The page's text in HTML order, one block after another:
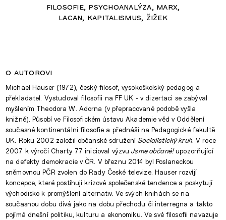
filosofie psychoanalýza marx
lacan kapitalismus žižek
o autorovi
Michael Hauser (1972), český filosof, vysokoškolský pedagog a
překladatel. Vystudoval filosofii na FF UK - v dizertaci se zabýval
myšlením Theodora W. Adorna (v přepracované podobě vyšla
knižně). Působí ve Filosofickém ústavu Akademie věd v Oddělení
současné kontinentální filosofie a přednáší na Pedagogické fakultě
UK. Roku 2002 založil občanské sdruženíSocialistický kruh. V roce
2007 k výročí Charty 77 inicioval výzvuJsme občané!upozorňující
na defekty demokracie v ČR. V březnu 2014 byl Poslaneckou
sněmovnou PČR zvolen do Rady České televize. Hauser rozvíjí
koncepce, které postihují krizové společenské tendence a poskytují
východisko k promýšlení alternativ. Ve svých knihách se na
současnou dobu dívá jako na dobu přechodu či interregna a takto
pojímá dnešní politiku, kulturu a ekonomiku. Ve své filosofii navazuje